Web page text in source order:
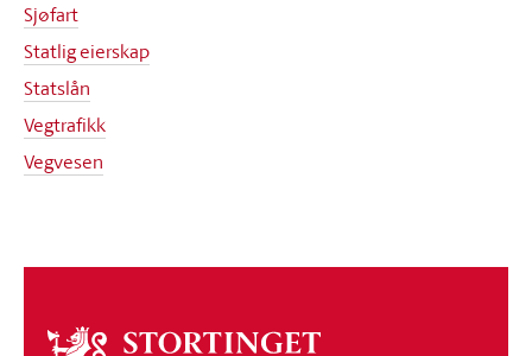
Sjøfart
Statlig eierskap
Statslån
Vegtrafikk
Vegvesen
Om